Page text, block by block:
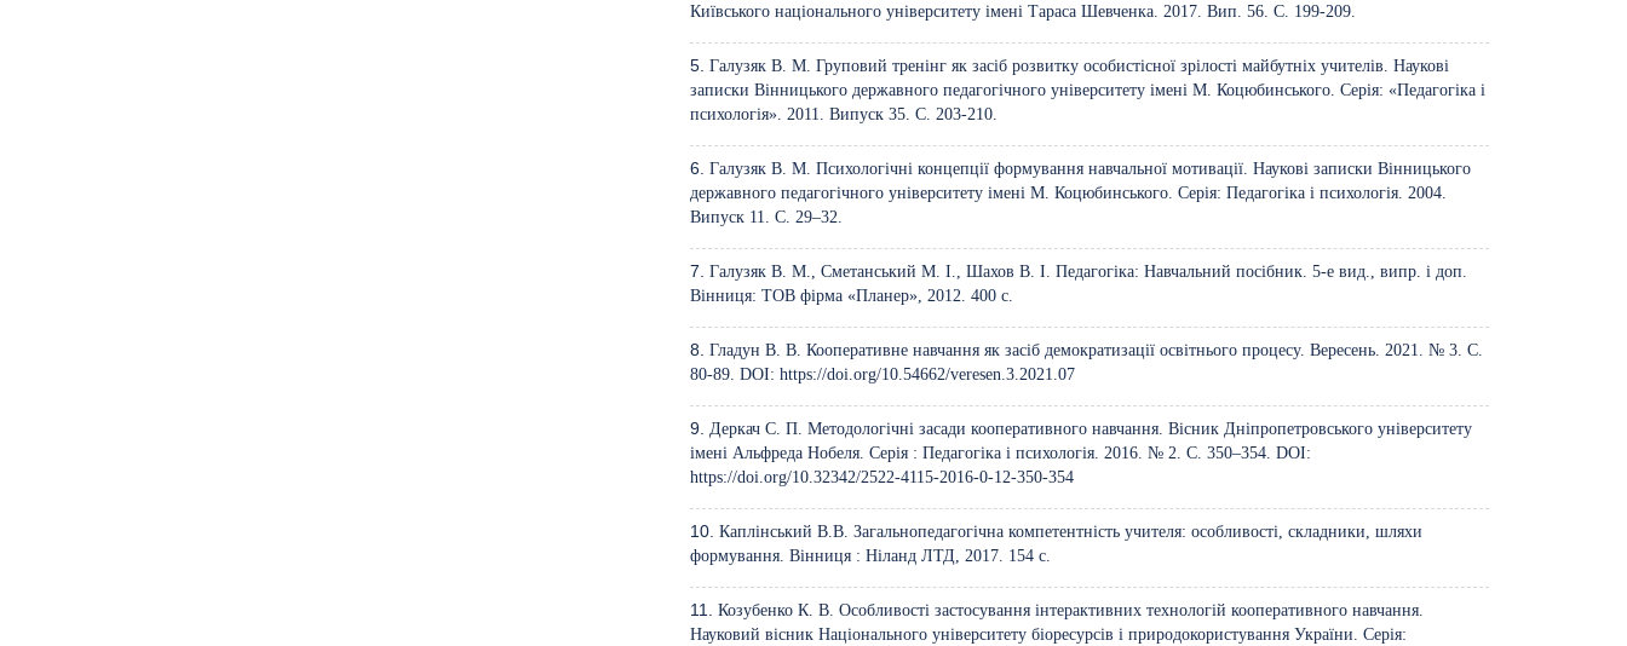
Київського національного університету імені Тараса Шевченка. 2017. Вип. 56. С. 199-209.
Галузяк В. М. Груповий тренінг як засіб розвитку особистісної зрілості майбутніх учителів. Наукові
записки Вінницького державного педагогічного університету імені М. Коцюбинського. Серія: «Педагогіка і
психологія». 2011. Випуск 35. С. 203-210.
Галузяк В. М. Психологічні концепції формування навчальної мотивації. Наукові записки Вінницького
державного педагогічного університету імені М. Коцюбинського. Серія: Педагогіка і психологія. 2004.
Випуск 11. С. 29–32.
Галузяк В. М., Сметанський М. І., Шахов В. І. Педагогіка: Навчальний посібник. 5-е вид., випр. і доп.
Вінниця: ТОВ фірма «Планер», 2012. 400 с.
Гладун В. В. Кооперативне навчання як засіб демократизації освітнього процесу. Вересень. 2021. № 3. С.
80-89. DOI:https://doi.org/10.54662/veresen.3.2021.07
Деркач С. П. Методологічні засади кооперативного навчання. Вісник Дніпропетровського університету
імені Альфреда Нобеля. Серія : Педагогіка і психологія. 2016. № 2. С. 350–354. DOI:
https://doi.org/10.32342/2522-4115-2016-0-12-350-354
Каплінський В.В. Загальнопедагогічна компетентність учителя: особливості, складники, шляхи
формування. Вінниця : Ніланд ЛТД, 2017. 154 с.
Козубенко К. В. Особливості застосування інтерактивних технологій кооперативного навчання.
Науковий вісник Національного університету біоресурсів і природокористування України. Серія: